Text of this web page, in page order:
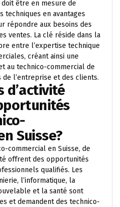
être en mesure de
techniques en avantages
répondre aux besoins des
ventes. La clé réside dans la
entre l’expertise technique
créant ainsi une
au technico-commercial de
l’entreprise et des clients.
d’activité
Suisse?
commercial en Suisse, de
offrent des opportunités
qualifiés. Les
l’informatique, la
et la santé sont
et demandent des technico-